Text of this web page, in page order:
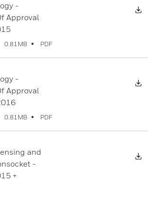
-
Approval
0.81MB PDF
-
Approval
0.81MB PDF
and
-
+